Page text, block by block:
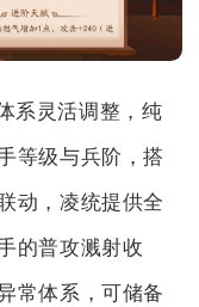
系灵活调整，纯
等级与兵阶，搭
动，凌统提供全
的普攻溅射收
常体系，可储备